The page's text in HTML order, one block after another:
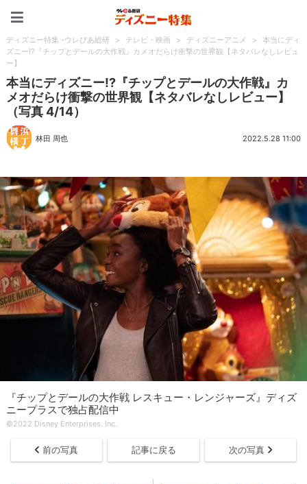
ディズニー特集 -ウレぴあ総研 > テレビ・映画 > ディズニーアニメ >
本当にディ
ズニー!?『チップとデールの大作戦』カメオだらけ衝撃の世界観【ネタバレなしレビュ
ー】
本当にディズニー!?『チップとデールの大作戦』カ
メオだらけ衝撃の世界観【ネタバレなしレビュー】
（写真 4/14）
林田 周也 2022.5.28 11:00
『チップとデールの大作戦 レスキュー・レンジャーズ』ディズ
ニープラスで独占配信中
©2022 Disney Enterprises. Inc.
前の写真 記事に戻る 次の写真